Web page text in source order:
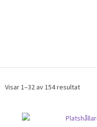
Visar 1–32 av 154 resultatSorted